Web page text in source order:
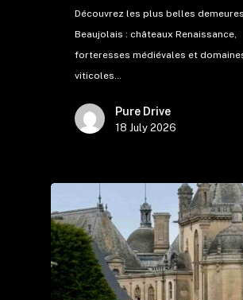
Découvrez les plus belles
Beaujolais : châteaux Renaissance,
forteresses médiévales et
viticoles…
Pure Drive
18 July 2026